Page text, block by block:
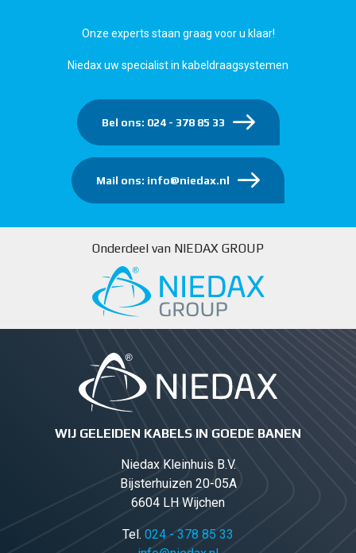
Onze experts staan graag voor u klaar!
Niedax uw specialist in kabeldraagsystemen
Bel ons: 024 - 378 85 33
Mail ons: info@niedax.nl
Onderdeel van NIEDAX GROUP
WIJ GELEIDEN KABELS IN GOEDE BANEN
Niedax Kleinhuis B.V.
Bijsterhuizen 20-05A
6604 LH Wijchen
Tel. 024 - 378 85 33